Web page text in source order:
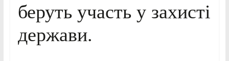
беруть участь у захисті
держави.